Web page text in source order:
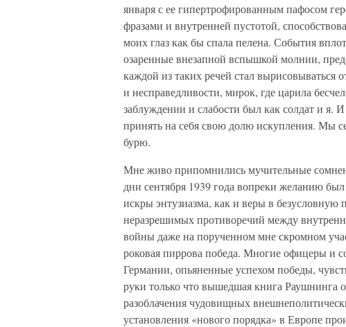
января с ее гипертрофированным пафосом
фразами и внутренней пустотой,
моих глаз как бы спала пелена. События
озаренные внезапной вспышкой молнии,
каждой из таких речей стал
и несправедливости, мирок, где царила
заблуждении и слабости был как солдат и я.
принять на себя свою долю искупления. Мы
бурю.
Мне живо припомнились мучительные
дни сентября 1939 года вопреки желанию
искры энтузиазма, как и веры в безусловную
неразрешимых противоречий между
войны даже на порученном мне скромном
роковая пиррова победа. Многие офицеры и
Германии, опьяненные успехом победы,
руки только что вышедшая книга Раушнинга
разоблачения чудовищных
установления «нового порядка» в Европе